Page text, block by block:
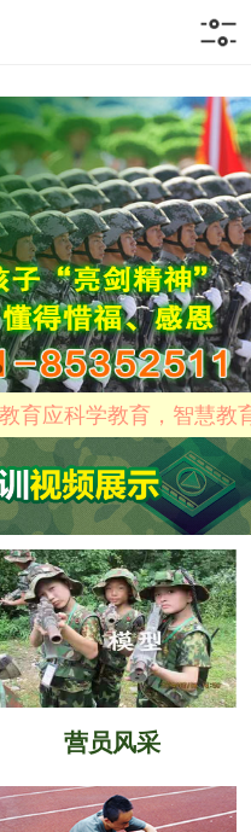
育，智慧教育...
营员风采